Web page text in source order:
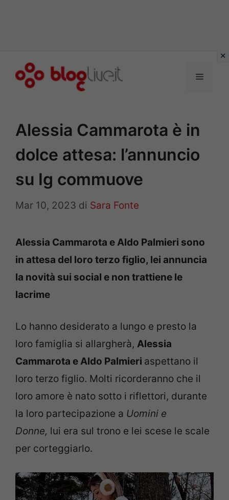
Menu
Alessia Cammarota è in
dolce attesa: l’annuncio
su Ig commuove
Mar 10, 2023 di Sara Fonte
Alessia Cammarota e Aldo Palmieri sono
in attesa del loro terzo figlio, lei annuncia
la novità sui social e non trattiene le
lacrime
Lo hanno desiderato a lungo e presto la
loro famiglia si allargherà, Alessia
Cammarota e Aldo Palmieri aspettano il
loro terzo figlio. Molti ricorderanno che il
loro amore è nato sotto i riflettori, durante
la loro partecipazione a Uomini e
Donne, lui era sul trono e lei scese le scale
per corteggiarlo.